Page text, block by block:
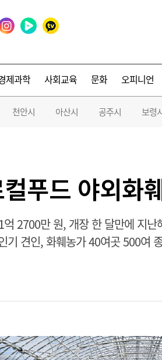
제과학 사회교육 문화 오피니언
천안시 아산시 공주시 보령
푸드 야외화
2700만 원, 개장 한 달만에 지
기 견인, 화훼농가 40여곳 500여